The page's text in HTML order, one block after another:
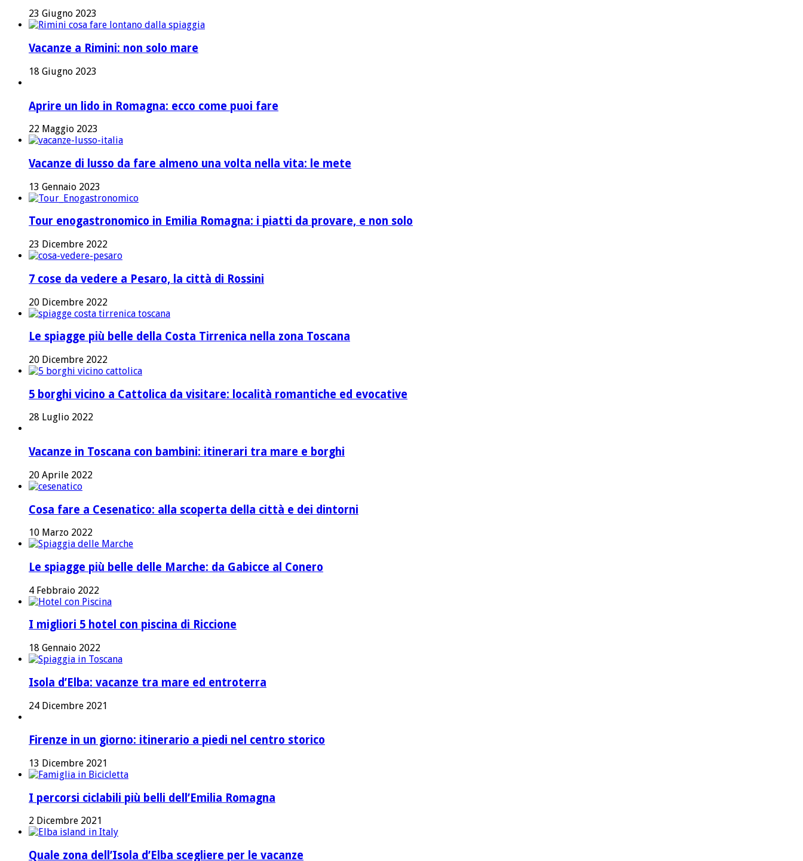
23 Giugno 2023
Vacanze a Rimini: non solo mare
18 Giugno 2023
Aprire un lido in Romagna: ecco come puoi fare
22 Maggio 2023
Vacanze di lusso da fare almeno una volta nella vita: le mete
13 Gennaio 2023
Tour enogastronomico in Emilia Romagna: i piatti da provare, e non solo
23 Dicembre 2022
7 cose da vedere a Pesaro, la città di Rossini
20 Dicembre 2022
Le spiagge più belle della Costa Tirrenica nella zona Toscana
20 Dicembre 2022
5 borghi vicino a Cattolica da visitare: località romantiche ed evocative
28 Luglio 2022
Vacanze in Toscana con bambini: itinerari tra mare e borghi
20 Aprile 2022
Cosa fare a Cesenatico: alla scoperta della città e dei dintorni
10 Marzo 2022
Le spiagge più belle delle Marche: da Gabicce al Conero
4 Febbraio 2022
I migliori 5 hotel con piscina di Riccione
18 Gennaio 2022
Isola d’Elba: vacanze tra mare ed entroterra
24 Dicembre 2021
Firenze in un giorno: itinerario a piedi nel centro storico
13 Dicembre 2021
I percorsi ciclabili più belli dell’Emilia Romagna
2 Dicembre 2021
Quale zona dell’Isola d’Elba scegliere per le vacanze